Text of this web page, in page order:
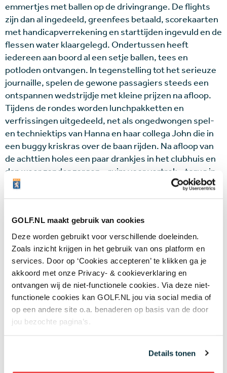
GOLF.NL maakt gebruik van cookies
Deze worden gebruikt voor verschillende doeleinden.
Zoals inzicht krijgen in het gebruik van ons platform en
services. Door op ‘Cookies accepteren’ te klikken ga je
akkoord met onze Privacy- & cookieverklaring en
ontvangen wij de niet-functionele cookies. Via deze niet-
functionele cookies kan GOLF.NL jou via social media of
op een andere site o.a. benaderen op basis van de door
jou bezochte pagina’s.
Details tonen
emmertjes met ballen op de drivingrange. De flights
zijn dan al ingedeeld, greenfees betaald, scorekaarten
met handicapverrekening en starttijden ingevuld en de
flessen water klaargelegd. Ondertussen heeft
iedereen aan boord al een setje ballen, tees en
potloden ontvangen. In tegenstelling tot het serieuze
journaille, spelen de gewone passagiers steeds een
ontspannen wedstrijdje met kleine prijzen na afloop.
Tijdens de rondes worden lunchpakketten en
verfrissingen uitgedeeld, net als ongedwongen spel-
en techniektips van Hanna en haar collega John die in
een buggy kriskras over de baan rijden. Na afloop van
de achttien holes een paar drankjes in het clubhuis en
dan weer zonder zorgen – ruim voor vertrek – terug in
de bus naar de boot. De clubs worden opgeslagen en
IN WEEMOED
Toegegeven, goedkoop is het niet. Voor een groeps-
programma golf betaal je circa 950 euro extra. Ook dat
is een kwestie van loslaten, want voor dit bedrag word
je behandeld als een ware VIP en golf je drie dagen
zonder organisatorische zorgen op een aantal
prachtige banen. Het ene moment sta je tussen de
azuurblauwe golven van de Middellandse Zee, om de